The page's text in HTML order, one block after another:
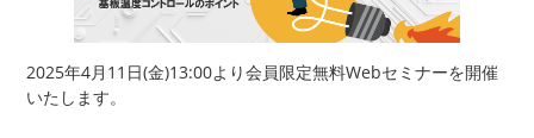
2025年4月11日(金)13:00より会員限定無料Webセミナーを開催
いたします。